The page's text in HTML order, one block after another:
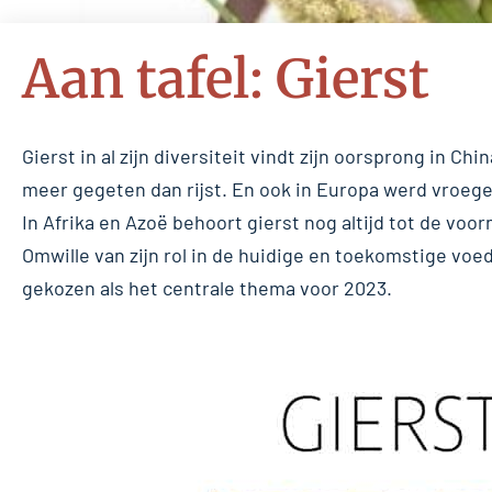
Aan tafel: Gierst
Gierst in al zijn diversiteit vindt zijn oorsprong in
meer gegeten dan rijst. En ook in Europa werd
In Afrika en Azoë behoort gierst nog altijd tot de
Omwille van zijn rol in de huidige en toekomstige
gekozen als het centrale thema voor 2023.